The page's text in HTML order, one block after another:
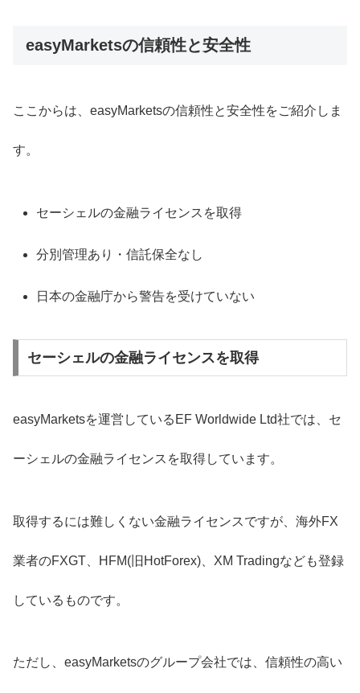
easyMarketsの信頼性と安全性
ここからは、easyMarketsの信頼性と安全性をご紹介しま
す。
セーシェルの金融ライセンスを取得
分別管理あり・信託保全なし
日本の金融庁から警告を受けていない
セーシェルの金融ライセンスを取得
easyMarketsを運営しているEF Worldwide Ltd社では、セ
ーシェルの金融ライセンスを取得しています。
取得するには難しくない金融ライセンスですが、海外FX
業者のFXGT、HFM(旧HotForex)、XM Tradingなども登録
しているものです。
ただし、easyMarketsのグループ会社では、信頼性の高い